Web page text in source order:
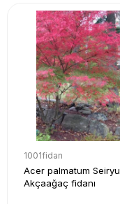
1001fidan
Acer palmatum Seiryu
Akçaağaç fidanı